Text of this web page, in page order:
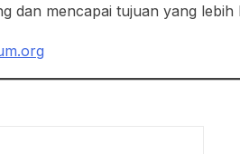
dan mencapai tujuan yang lebih